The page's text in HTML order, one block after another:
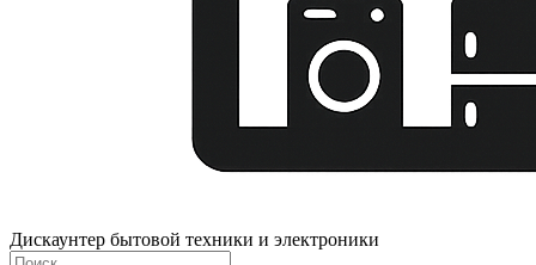
Дискаунтер бытовой техники и электроники